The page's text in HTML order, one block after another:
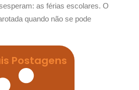
as férias escolares. O
quando não se pode
Postagens